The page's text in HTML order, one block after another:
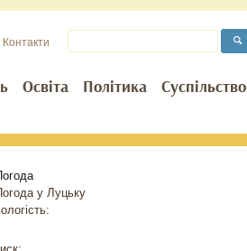
Освіта Політика Суспільство
Контакти
у Луцьку